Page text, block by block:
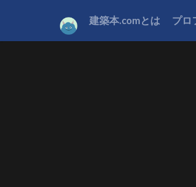
建築本.comとは プロ